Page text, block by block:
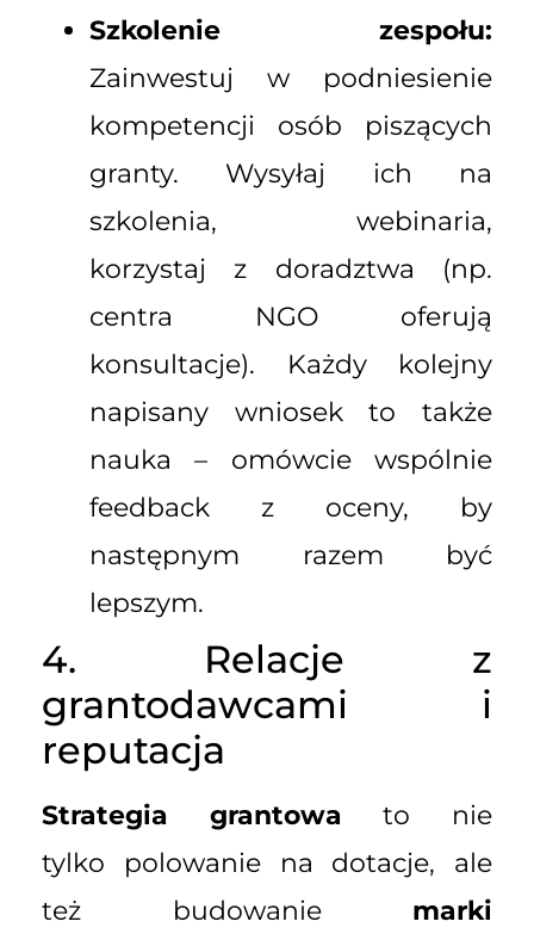
Szkolenie zespołu:
Zainwestuj w podniesienie
kompetencji osób piszących
granty. Wysyłaj ich na
szkolenia, webinaria,
korzystaj z doradztwa (np.
centra NGO oferują
konsultacje). Każdy kolejny
napisany wniosek to także
nauka – omówcie wspólnie
feedback z oceny, by
następnym razem być
lepszym.
4. Relacje z
grantodawcami i
reputacja
Strategia grantowa to nie
tylko polowanie na dotacje, ale
też budowanie marki